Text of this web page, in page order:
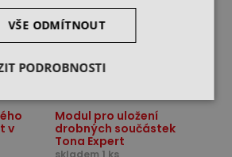
v
Modul pro uložení
drobných součástek
Tona Expert
skladem 1 ks
VŠE ODMÍTNOUT
PODROBNOSTI